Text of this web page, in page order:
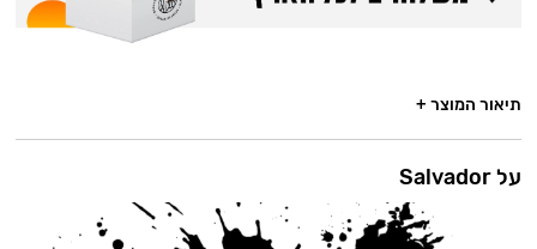
תיאור המוצר +
על Salvador